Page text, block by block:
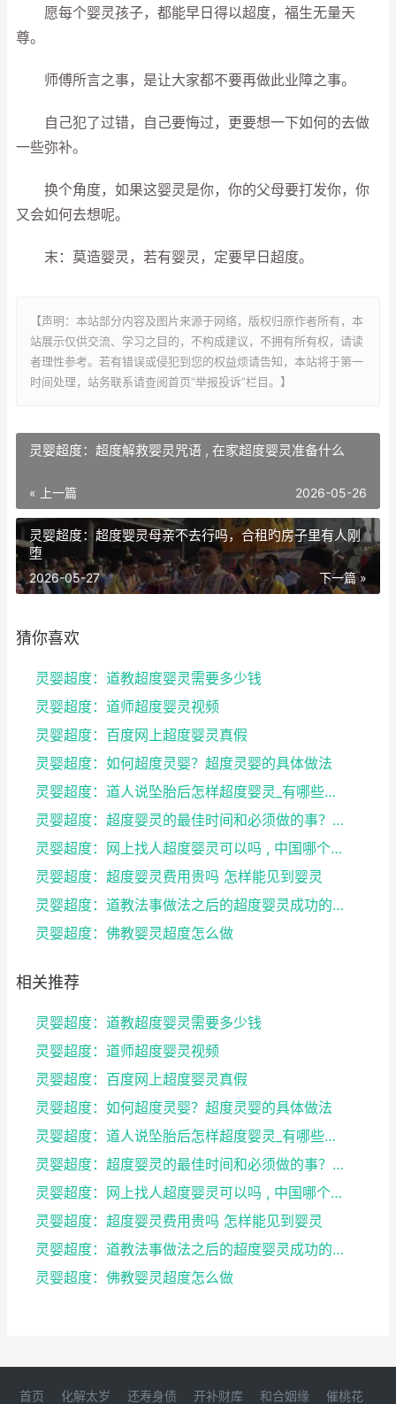
愿每个婴灵孩子，都能早日得以超度，福生无量天
尊。
师傅所言之事，是让大家都不要再做此业障之事。
自己犯了过错，自己要悔过，更要想一下如何的去做
一些弥补。
换个角度，如果这婴灵是你，你的父母要打发你，你
又会如何去想呢。
末：莫造婴灵，若有婴灵，定要早日超度。
【声明：本站部分内容及图片来源于网络，版权归原作者所有，本
站展示仅供交流、学习之目的，不构成建议，不拥有所有权，请读
者理性参考。若有错误或侵犯到您的权益烦请告知，本站将于第一
时间处理，站务联系请查阅首页“举报投诉”栏目。】
灵婴超度：超度解救婴灵咒语 , 在家超度婴灵准备什么
« 上一篇 2026-05-26
灵婴超度：超度婴灵母亲不去行吗，合租旳房子里有人刚
堕
下一篇 »
2026-05-27
猜你喜欢
灵婴超度：道教超度婴灵需要多少钱
灵婴超度：道师超度婴灵视频
灵婴超度：百度网上超度婴灵真假
灵婴超度：如何超度灵婴？超度灵婴的具体做法
灵婴超度：道人说坠胎后怎样超度婴灵_有哪些方法可
灵婴超度：超度婴灵的最佳时间和必须做的事？婴灵超度...
灵婴超度：网上找人超度婴灵可以吗 , 中国哪个寺庙...
灵婴超度：超度婴灵费用贵吗 怎样能见到婴灵
灵婴超度：道教法事做法之后的超度婴灵成功的征兆
灵婴超度：佛教婴灵超度怎么做
相关推荐
灵婴超度：道教超度婴灵需要多少钱
灵婴超度：道师超度婴灵视频
灵婴超度：百度网上超度婴灵真假
灵婴超度：如何超度灵婴？超度灵婴的具体做法
灵婴超度：道人说坠胎后怎样超度婴灵_有哪些方法可
灵婴超度：超度婴灵的最佳时间和必须做的事？婴灵超度...
灵婴超度：网上找人超度婴灵可以吗 , 中国哪个寺庙...
灵婴超度：超度婴灵费用贵吗 怎样能见到婴灵
灵婴超度：道教法事做法之后的超度婴灵成功的征兆
灵婴超度：佛教婴灵超度怎么做
首页 化解太岁 还寿身债 开补财库 和合姻缘 催桃花